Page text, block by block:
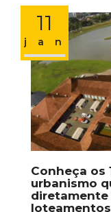
11
jan
Conheça os
urbanismo
loteamentos